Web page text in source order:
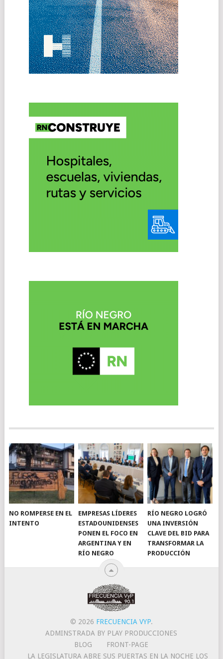
NO ROMPERSE EN EL
INTENTO
EMPRESAS LÍDERES
ESTADOUNIDENSES
PONEN EL FOCO EN
ARGENTINA Y EN
RÍO NEGRO
RÍO NEGRO LOGRÓ
UNA INVERSIÓN
CLAVE DEL BID PARA
TRANSFORMAR LA
PRODUCCIÓN
© 2026 FRECUENCIA VYP.
ADMINSTRADA BY PLAY PRODUCCIONES
BLOG
FRONT-PAGE
LA LEGISLATURA ABRE SUS PUERTAS EN LA NOCHE LOS